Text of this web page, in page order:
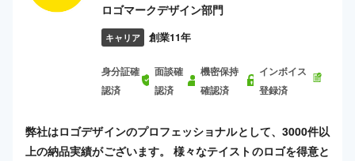
ロゴマークデザイン部門
キャリア 創業11年
身分証確
認済
面談確
認済
機密保持
確認済
インボイス
登録済
弊社はロゴデザインのプロフェッショナルとして、3000件以
上の納品実績がございます。 様々なテイストのロゴを得意と